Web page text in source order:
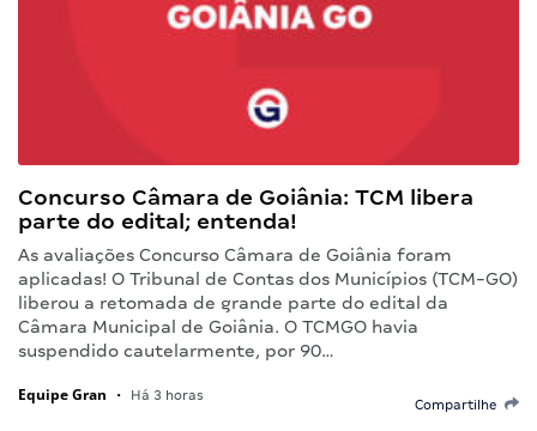
Concurso Câmara de Goiânia: TCM libera
parte do edital; entenda!
As avaliações Concurso Câmara de Goiânia foram
aplicadas! O Tribunal de Contas dos Municípios (TCM-GO)
liberou a retomada de grande parte do edital da
Câmara Municipal de Goiânia. O TCMGO havia
suspendido cautelarmente, por 90…
Equipe Gran • Há 3 horas
Compartilhe